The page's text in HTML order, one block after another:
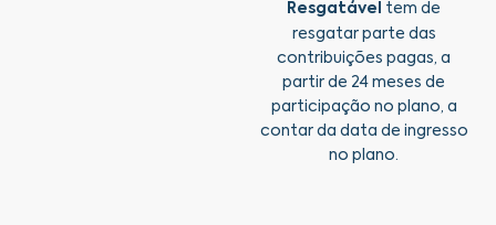
Resgatável
tem de
resgatar parte das
contribuições pagas, a
partir de 24 meses de
participação no plano, a
contar da data de ingresso
no plano.